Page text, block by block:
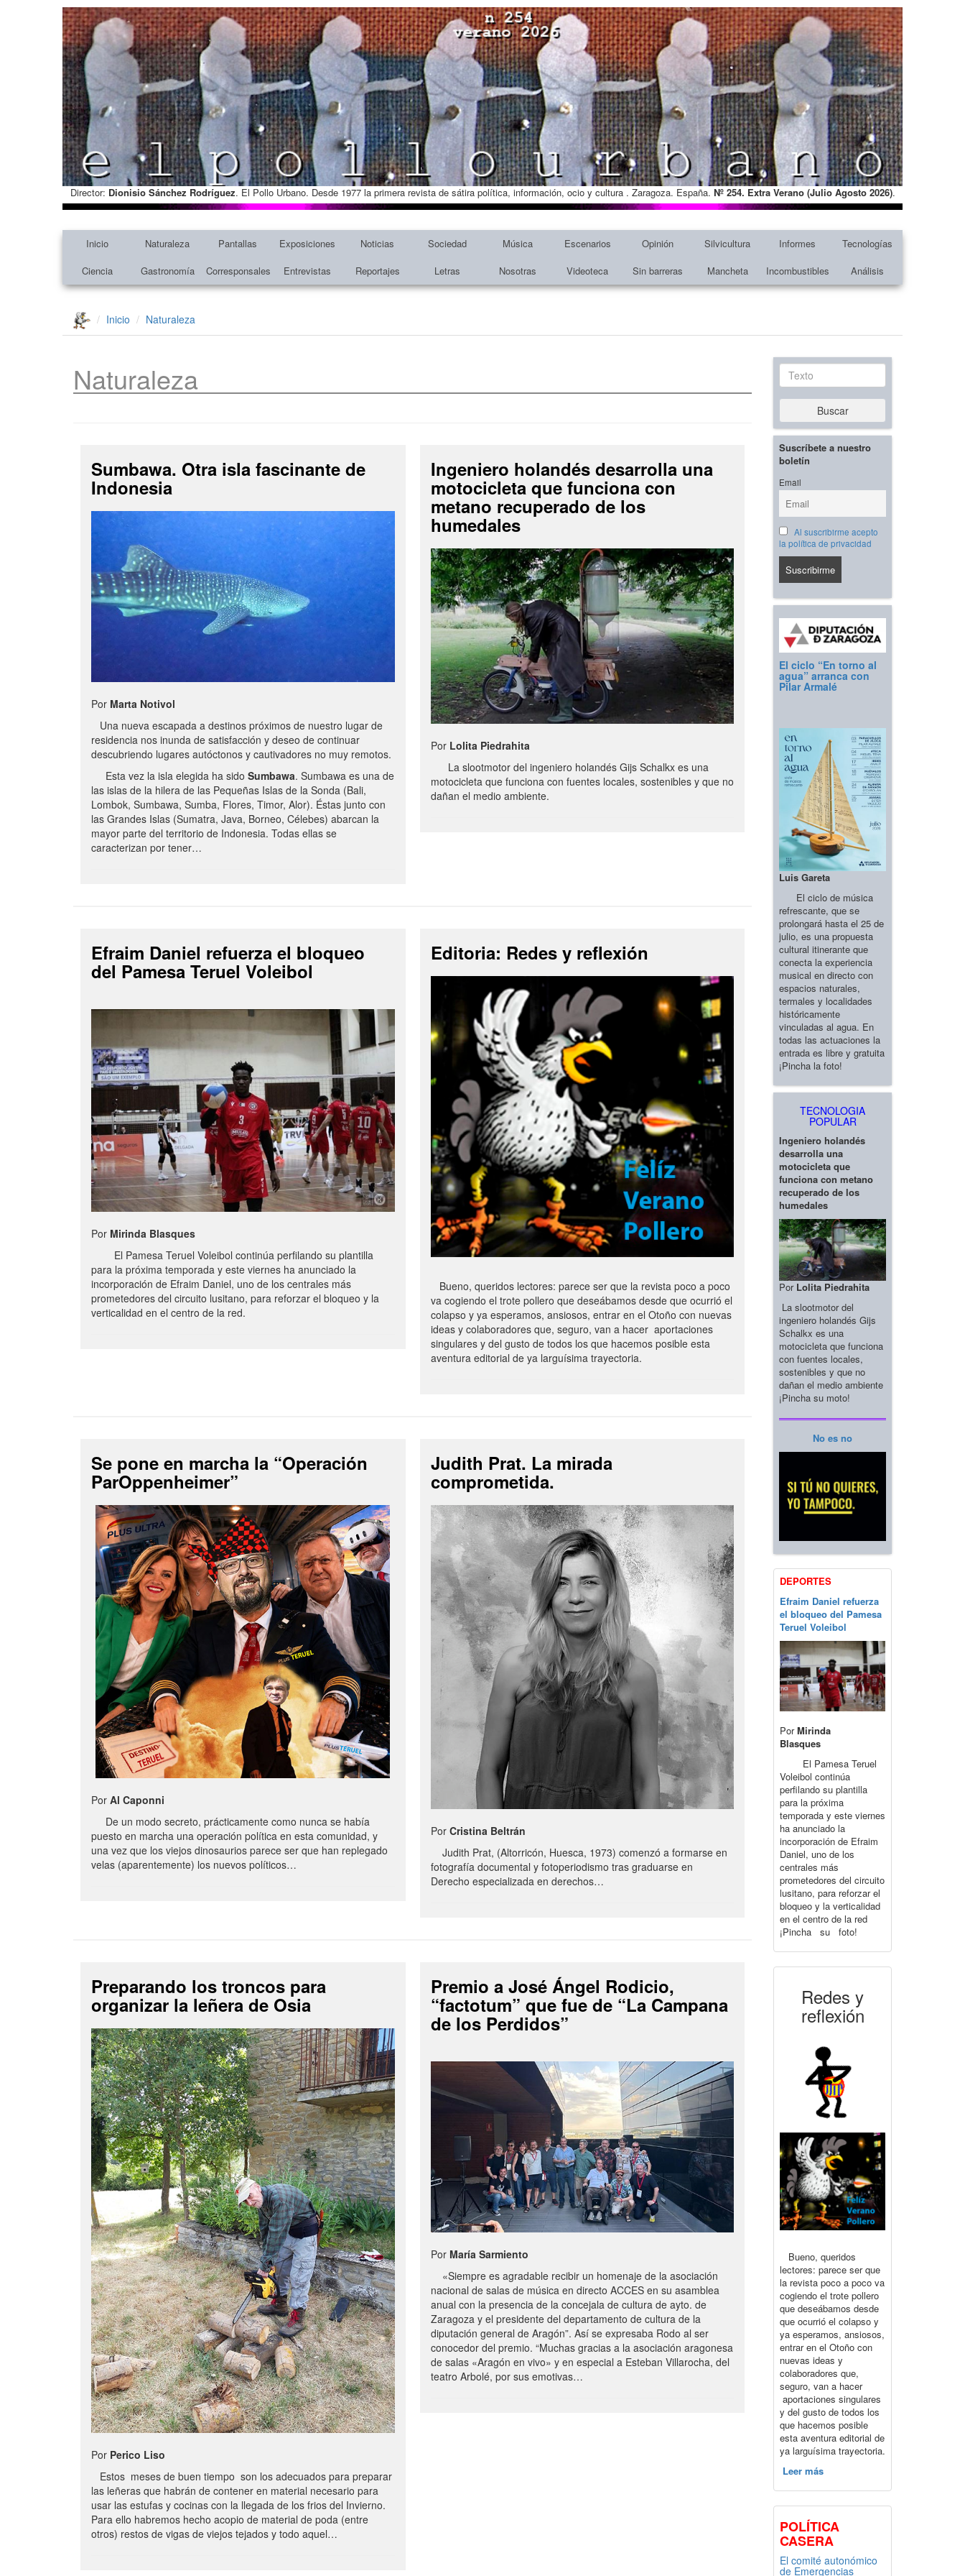
Director: Dionisio Sánchez Rodríguez. El Pollo Urbano. Desde 1977 la primera revista de sátira política, información, ocio y cultura . Zaragoza. España. Nº 254. Extra Verano (Julio Agosto 2026).
Inicio Naturaleza Pantallas Exposiciones Noticias Sociedad Música Escenarios Opinión Silvicultura Informes
Tecnologías
Ciencia
Gastronomía Corresponsales Entrevistas Reportajes Letras Nosotras Videoteca Sin barreras Mancheta Incombustibles Análisis
Inicio Naturaleza
Naturaleza
Sumbawa. Otra isla fascinante de
Indonesia
Por Marta Notivol
Una nueva escapada a destinos próximos de nuestro lugar de
residencia nos inunda de satisfacción y deseo de continuar
descubriendo lugares autóctonos y cautivadores no muy remotos.
Esta vez la isla elegida ha sido Sumbawa. Sumbawa es una de
las islas de la hilera de las Pequeñas Islas de la Sonda (Bali,
Lombok, Sumbawa, Sumba, Flores, Timor, Alor). Éstas junto con
las Grandes Islas (Sumatra, Java, Borneo, Célebes) abarcan la
mayor parte del territorio de Indonesia. Todas ellas se
caracterizan por tener…
Ingeniero holandés desarrolla una
motocicleta que funciona con
metano recuperado de los
humedales
Por Lolita Piedrahita
La slootmotor del ingeniero holandés Gijs Schalkx es una
motocicleta que funciona con fuentes locales, sostenibles y que no
dañan el medio ambiente.
Efraim Daniel refuerza el bloqueo
del Pamesa Teruel Voleibol
Por Mirinda Blasques
El Pamesa Teruel Voleibol continúa perfilando su plantilla
para la próxima temporada y este viernes ha anunciado la
incorporación de Efraim Daniel, uno de los centrales más
prometedores del circuito lusitano, para reforzar el bloqueo y la
verticalidad en el centro de la red.
Editoria: Redes y reflexión
Bueno, queridos lectores: parece ser que la revista poco a poco
va cogiendo el trote pollero que deseábamos desde que ocurrió el
colapso y ya esperamos, ansiosos, entrar en el Otoño con nuevas
ideas y colaboradores que, seguro, van a hacer aportaciones
singulares y del gusto de todos los que hacemos posible esta
aventura editorial de ya larguísima trayectoria.
Se pone en marcha la “Operación
ParOppenheimer”
Por Al Caponni
De un modo secreto, prácticamente como nunca se había
puesto en marcha una operación política en esta comunidad, y
una vez que los viejos dinosaurios parece ser que han replegado
velas (aparentemente) los nuevos políticos…
Judith Prat. La mirada
comprometida.
PorCristina Beltrán
Judith Prat, (Altorricón, Huesca, 1973) comenzó a formarse en
fotografía documental y fotoperiodismo tras graduarse en
Derecho especializada en derechos…
Preparando los troncos para
organizar la leñera de Osia
Por Perico Liso
Estos meses de buen tiempo son los adecuados para preparar
las leñeras que habrán de contener en material necesario para
usar las estufas y cocinas con la llegada de los frios del Invierno.
Para ello habremos hecho acopio de material de poda (entre
otros) restos de vigas de viejos tejados y todo aquel…
Premio a José Ángel Rodicio,
“factotum” que fue de “La Campana
de los Perdidos”
Por María Sarmiento
«Siempre es agradable recibir un homenaje de la asociación
nacional de salas de música en directo ACCES en su asamblea
anual con la presencia de la concejala de cultura de ayto. de
Zaragoza y el presidente del departamento de cultura de la
diputación general de Aragón”. Así se expresaba Rodo al ser
conocedor del premio. “Muchas gracias a la asociación aragonesa
de salas «Aragón en vivo» y en especial a Esteban Villarocha, del
teatro Arbolé, por sus emotivas…
Texto
Buscar
Suscríbete a nuestro
boletín
Email
Al suscribirme acepto
la política de privacidad
El ciclo “En torno al
agua” arranca con
Pilar Armalé
Luis Gareta
El ciclo de música
refrescante, que se
prolongará hasta el 25 de
julio, es una propuesta
cultural itinerante que
conecta la experiencia
musical en directo con
espacios naturales,
termales y localidades
históricamente
vinculadas al agua. En
todas las actuaciones la
entrada es libre y gratuita
¡Pincha la foto!
TECNOLOGIA
POPULAR
Ingeniero holandés
desarrolla una
motocicleta que
funciona con metano
recuperado de los
humedales
Por Lolita Piedrahita
La slootmotor del
ingeniero holandés Gijs
Schalkx es una
motocicleta que funciona
con fuentes locales,
sostenibles y que no
dañan el medio ambiente
¡Pincha su moto!
No es no
DEPORTES
Efraim Daniel refuerza
el bloqueo del Pamesa
Teruel Voleibol
PorMirinda
Blasques
El Pamesa Teruel
Voleibol continúa
perfilando su plantilla
para la próxima
temporada y este viernes
ha anunciado la
incorporación de Efraim
Daniel, uno de los
centrales más
prometedores del circuito
lusitano, para reforzar el
bloqueo y la verticalidad
en el centro de la red
¡Pincha su foto!
Redes y
reflexión
Bueno, queridos
lectores: parece ser que
la revista poco a poco va
cogiendo el trote pollero
que deseábamos desde
que ocurrió el colapso y
ya esperamos, ansiosos,
entrar en el Otoño con
nuevas ideas y
colaboradores que,
seguro, van a hacer
aportaciones singulares
y del gusto de todos los
que hacemos posible
esta aventura editorial de
ya larguísima trayectoria.
Leer más
POLÍTICA
CASERA
El comité autonómico
de Emergencias